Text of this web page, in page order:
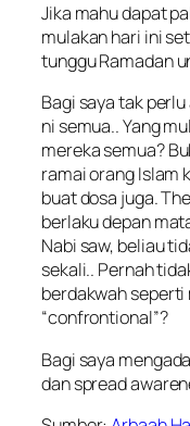
Jika mahu dapat
mulakan hari ini
tunggu Ramadan
Bagi saya tak
ni semua.. Yang
mereka semua?
ramai orang Islam
buat dosa juga.
berlaku depan
Nabi saw, beliau
sekali.. Pernah
berdakwah
“confrontional”?
Bagi saya
dan spread